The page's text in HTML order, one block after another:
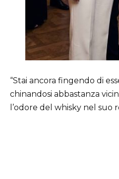
“Stai ancora fingendo di
chinandosi abbastanza
l’odore del whisky nel suo